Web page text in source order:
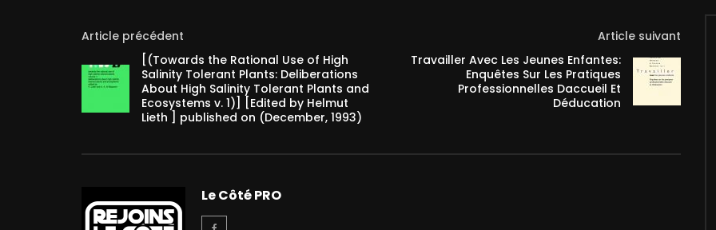
Article précédent
[(Towards the Rational Use of High
Salinity Tolerant Plants: Deliberations
About High Salinity Tolerant Plants and
Ecosystems v. 1)] [Edited by Helmut
Lieth ] published on (December, 1993)
Article suivant
Travailler Avec Les Jeunes Enfantes:
Enquêtes Sur Les Pratiques
Professionnelles Daccueil Et
Déducation
Le Côté PRO